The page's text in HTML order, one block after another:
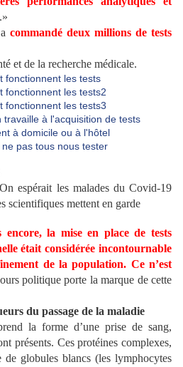
.»
commandé deux millions de tests
et de la recherche médicale.
On espérait les malades du Covid-19
scientifiques mettent en garde
encore, la mise en place de tests
était considérée incontournable
de la population. Ce n’est
politique porte la marque de cette
du passage de la maladie
la forme d’une prise de sang,
présents. Ces protéines complexes,
de globules blancs (les lymphocytes